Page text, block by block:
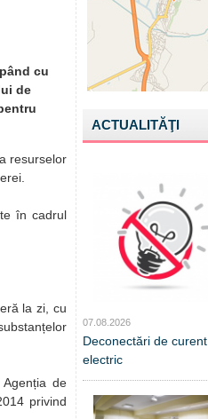
cu
de
resurselor
în cadrul
la zi, cu
de
privind
ACTUALITĂŢI
07.08.2026
Deconectări de curent
electric